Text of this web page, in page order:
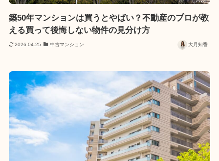
築50年マンションは買うとやばい？不動産のプロが教
える買って後悔しない物件の見分け方
2026.04.25 中古マンション 大月知香